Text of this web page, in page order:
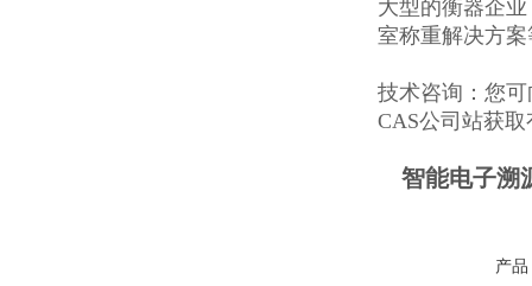
大型的衡器企
室称重解决方
技术咨询：您
CAS公司站获
智能电子溯
产品